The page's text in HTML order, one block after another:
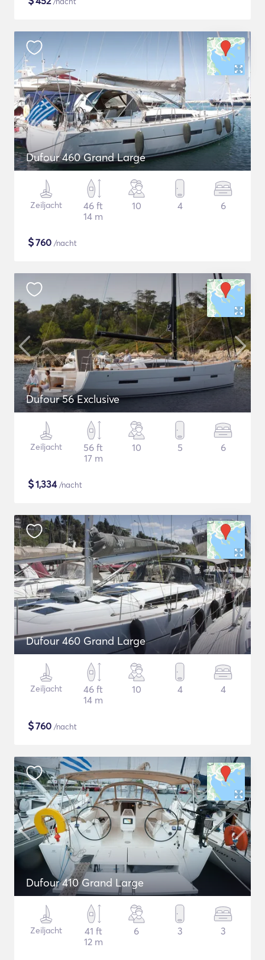
Dufour 460 Grand Large
Zeiljacht
46 ft
14 m
10 4 6
$760 /nacht
Dufour 56 Exclusive
Zeiljacht
56 ft
17 m
10 5 6
$1,334/nacht
Dufour 460 Grand Large
Zeiljacht
46 ft
14 m
10 4 4
$760 /nacht
Dufour 410 Grand Large
Zeiljacht
41 ft
12 m
6 3 3